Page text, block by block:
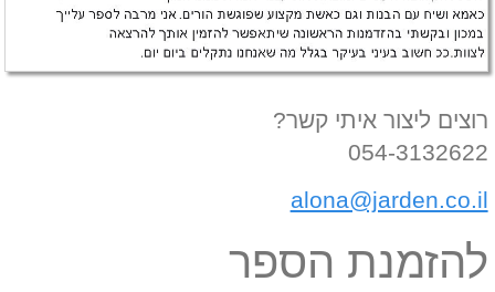
רוצים ליצור איתי קשר?
054-3132622
alona@jarden.co.il
להזמנת הספר